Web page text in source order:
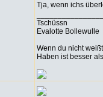
Tja, wenn ichs
Tschüssn
Evalotte Bollewulle
Wenn du nicht
Haben ist besser